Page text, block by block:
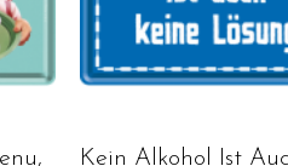
Kein Alkohol Ist